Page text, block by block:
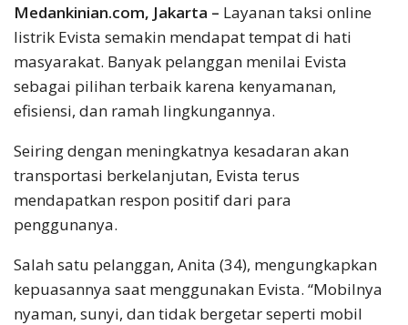
Medankinian.com, Jakarta – Layanan taksi online
listrik Evista semakin mendapat tempat di hati
masyarakat. Banyak pelanggan menilai Evista
sebagai pilihan terbaik karena kenyamanan,
efisiensi, dan ramah lingkungannya.
Seiring dengan meningkatnya kesadaran akan
transportasi berkelanjutan, Evista terus
mendapatkan respon positif dari para
penggunanya.
Salah satu pelanggan, Anita (34), mengungkapkan
kepuasannya saat menggunakan Evista. “Mobilnya
nyaman, sunyi, dan tidak bergetar seperti mobil